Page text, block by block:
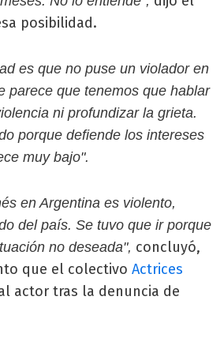
posibilidad.
es que no puse un violador en
parece que tenemos que hablar
ni profundizar la grieta.
porque defiende los intereses
muy bajo".
en Argentina es violento,
del país. Se tuvo que ir porque
no deseada", concluyó,
que el colectivo Actrices
actor tras la denuncia de